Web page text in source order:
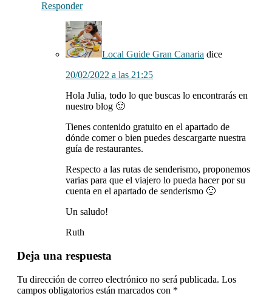
Responder
Local Guide Gran Canaria dice
20/02/2022 a las 21:25
Hola Julia, todo lo que buscas lo encontrarás en
nuestro blog 🙂
Tienes contenido gratuito en el apartado de
dónde comer o bien puedes descargarte nuestra
guía de restaurantes.
Respecto a las rutas de senderismo, proponemos
varias para que el viajero lo pueda hacer por su
cuenta en el apartado de senderismo 🙂
Un saludo!
Ruth
Deja una respuesta
Tu dirección de correo electrónico no será publicada. Los
campos obligatorios están marcados con *